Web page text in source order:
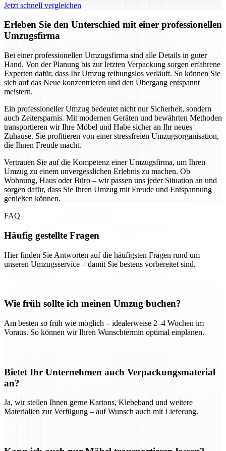
Jetzt schnell vergleichen
Erleben Sie den Unterschied mit einer professionellen
Umzugsfirma
Bei einer professionellen Umzugsfirma sind alle Details in guter
Hand. Von der Planung bis zur letzten Verpackung sorgen erfahrene
Experten dafür, dass Ihr Umzug reibungslos verläuft. So können Sie
sich auf das Neue konzentrieren und den Übergang entspannt
meistern.
Ein professioneller Umzug bedeutet nicht nur Sicherheit, sondern
auch Zeitersparnis. Mit modernen Geräten und bewährten Methoden
transportieren wir Ihre Möbel und Habe sicher an Ihr neues
Zuhause. Sie profitieren von einer stressfreien Umzugsorganisation,
die Ihnen Freude macht.
Vertrauen Sie auf die Kompetenz einer Umzugsfirma, um Ihren
Umzug zu einem unvergesslichen Erlebnis zu machen. Ob
Wohnung, Haus oder Büro – wir passen uns jeder Situation an und
sorgen dafür, dass Sie Ihren Umzug mit Freude und Entspannung
genießen können.
FAQ
Häufig gestellte Fragen
Hier finden Sie Antworten auf die häufigsten Fragen rund um
unseren Umzugsservice – damit Sie bestens vorbereitet sind.
Wie früh sollte ich meinen Umzug buchen?
Am besten so früh wie möglich – idealerweise 2–4 Wochen im
Voraus. So können wir Ihren Wunschtermin optimal einplanen.
Bietet Ihr Unternehmen auch Verpackungsmaterial
an?
Ja, wir stellen Ihnen gerne Kartons, Klebeband und weitere
Materialien zur Verfügung – auf Wunsch auch mit Lieferung.